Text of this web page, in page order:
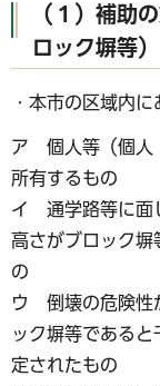
（１）補助
ロック塀等）
・本市の区域内
ア 個人等（個人
所有するもの
イ 通学路等に面
高さがブロック塀
の
ウ 倒壊の危険性
ック塀等である
定されたもの